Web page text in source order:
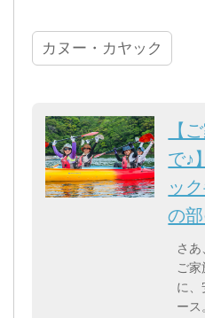
カヌー・カヤック
【
で♪
ッ
の
さ
ご
に、
ース